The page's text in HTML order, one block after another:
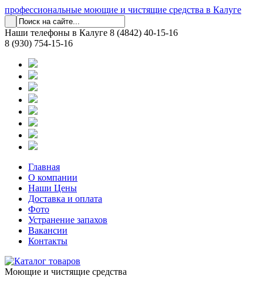
профессиональные моющие и чистящие средства в Калуге
Наши телефоны в Калуге 8 (4842) 40-15-16
8 (930) 754-15-16
Главная
О компании
Наши Цены
Доставка и оплата
Фото
Устранение запахов
Вакансии
Контакты
Моющие и чистящие средства